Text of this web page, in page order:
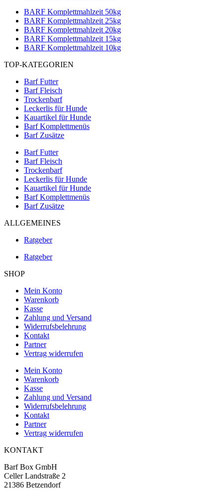
BARF Komplettmahlzeit 50kg
BARF Komplettmahlzeit 25kg
BARF Komplettmahlzeit 20kg
BARF Komplettmahlzeit 15kg
BARF Komplettmahlzeit 10kg
TOP-KATEGORIEN
Barf Futter
Barf Fleisch
Trockenbarf
Leckerlis für Hunde
Kauartikel für Hunde
Barf Komplettmenüs
Barf Zusätze
Barf Futter
Barf Fleisch
Trockenbarf
Leckerlis für Hunde
Kauartikel für Hunde
Barf Komplettmenüs
Barf Zusätze
ALLGEMEINES
Ratgeber
Ratgeber
SHOP
Mein Konto
Warenkorb
Kasse
Zahlung und Versand
Widerrufsbelehrung
Kontakt
Partner
Vertrag widerrufen
Mein Konto
Warenkorb
Kasse
Zahlung und Versand
Widerrufsbelehrung
Kontakt
Partner
Vertrag widerrufen
KONTAKT
Barf Box GmbH
Celler Landstraße 2
21386 Betzendorf